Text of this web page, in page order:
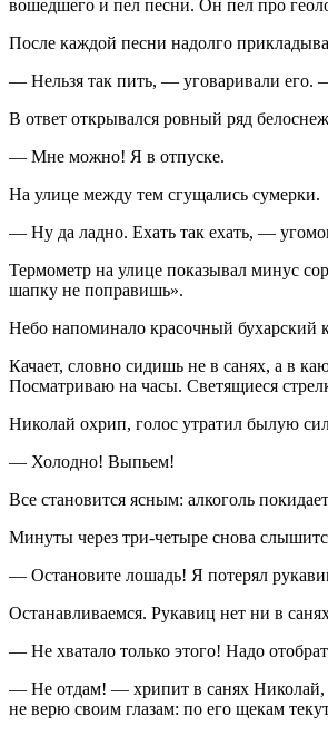
вошедшего и пел песни. Он пел про
После каждой песни надолго
— Нельзя так пить, — уговаривали его.
В ответ открывался ровный ряд
— Мне можно! Я в отпуске.
На улице между тем сгущались сумерки.
— Ну да ладно. Ехать так ехать, —
Термометр на улице показывал минус
шапку не поправишь».
Небо напоминало красочный бухарский
Качает, словно сидишь не в санях, а в
Посматриваю на часы. Светящиеся
Николай охрип, голос утратил былую
— Холодно! Выпьем!
Все становится ясным: алкоголь
Минуты через три-четыре снова
— Остановите лошадь! Я потерял
Останавливаемся. Рукавиц нет ни в
— Не хватало только этого! Надо
— Не отдам! — хрипит в санях Николай,
не верю своим глазам: по его щекам